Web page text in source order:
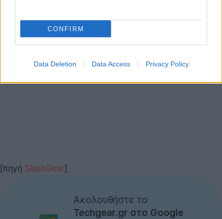
CONFIRM
Data Deletion Data Access Privacy Policy
[πηγή SlashGear]
Ακολουθήστε το
Techgear.gr στο Google